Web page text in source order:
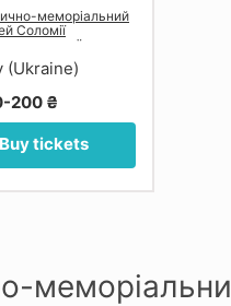
меморіальний
Соломії
у
(Ukraine)
200 ₴
Buy tickets